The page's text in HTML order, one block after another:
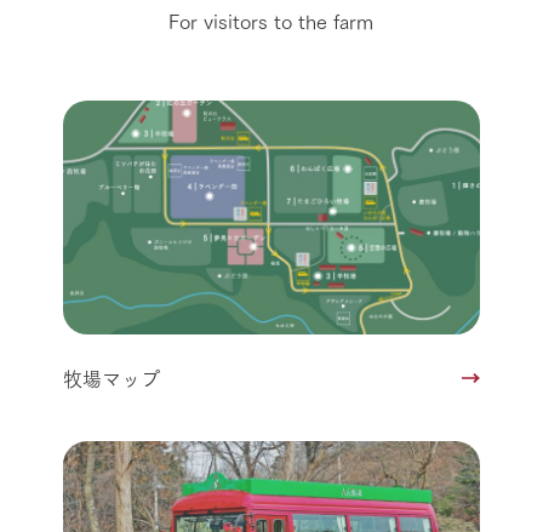
For visitors to the farm
牧場マップ